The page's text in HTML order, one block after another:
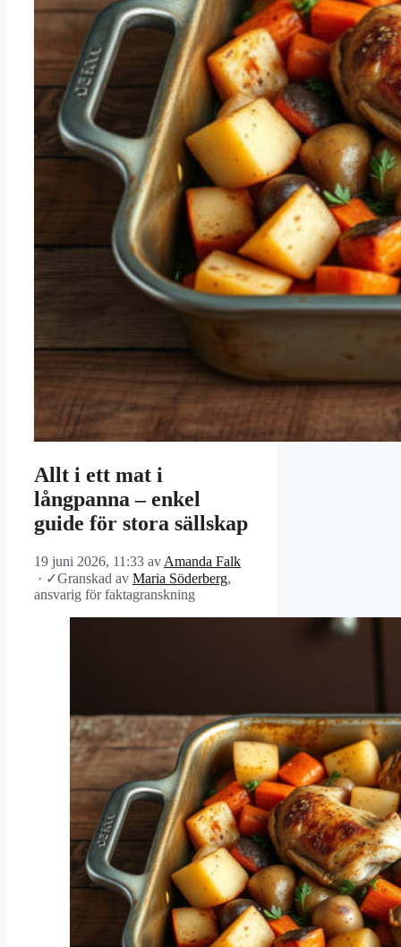
Allt i ett mat i
långpanna – enkel
guide för stora sällskap
19 juni 2026, 11:33 av Amanda Falk
· ✓Granskad av Maria Söderberg,
ansvarig för faktagranskning